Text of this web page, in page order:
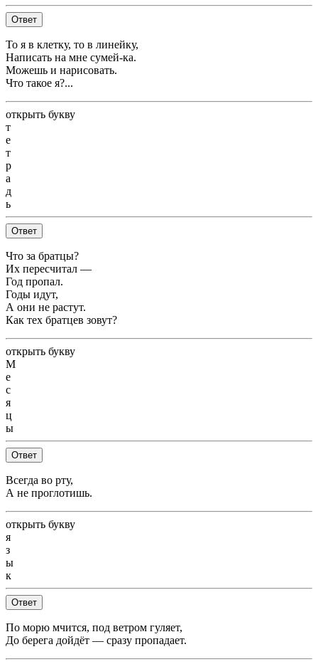
Ответ
То я в клетку, то в линейку,
Написать на мне сумей-ка.
Можешь и нарисовать.
Что такое я?...
открыть букву
т
е
т
р
а
д
ь
Ответ
Что за братцы?
Их пересчитал —
Год пропал.
Годы идут,
А они не растут.
Как тех братцев зовут?
открыть букву
М
е
с
я
ц
ы
Ответ
Всегда во рту,
А не проглотишь.
открыть букву
я
з
ы
к
Ответ
По морю мчится, под ветром гуляет,
До берега дойдёт — сразу пропадает.